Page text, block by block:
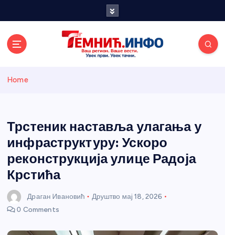
и портал
Home
Трстеник наставља улагања у
инфраструктуру: Ускоро
реконструкција улице Радоја
Крстића
Драган Ивановић Друштво мај 18, 2026
0 Comments